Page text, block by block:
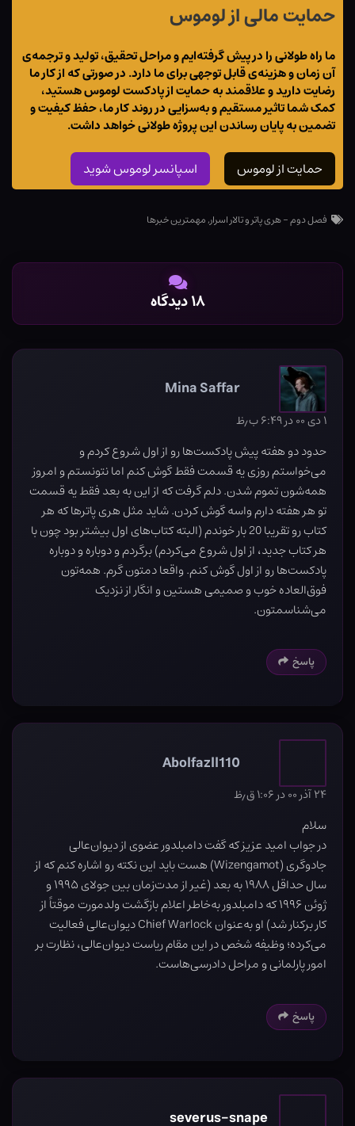
حمایت مالی از لوموس
ما راه طولانی را در پیش گرفته‌ایم و مراحل تحقیق، تولید و ترجمه‌ی
آن زمان و هزینه‌ی قابل توجهی برای ما دارد. در صورتی که از کار ما
رضایت دارید و علاقمند به حمایت از پادکست لوموس هستید،
کمک شما تاثیر مستقیم و به‌سزایی در روند کار ما، حفظ کیفیت و
تضمین به پایان رساندن این پروژه طولانی خواهد داشت.
حمایت از لوموس اسپانسر لوموس شوید
فصل دوم - هری پاتر و تالار اسرار,مهمترین خبرها
۱۸ دیدگاه
Mina Saffar
۱ دی ۰۰ در ۶:۴۹ ب٫ظ
حدود دو هفته پیش پادکست‌ها رو از اول شروع کردم و
می‌خواستم روزی یه قسمت فقط گوش کنم اما نتونستم و امروز
همه‌شون تموم شدن. دلم گرفت که از این به بعد فقط یه قسمت
تو هر هفته دارم واسه گوش کردن. شاید مثل هری پاترها که هر
کتاب رو تقریبا 20 بار خوندم (البته کتاب‌های اول بیشتر بود چون با
هر کتاب جدید، از اول شروع می‌کردم) برگردم و دوباره و دوباره
پادکست‌ها رو از اول گوش کنم. واقعا دمتون گرم. همه‌تون
فوق‌العاده خوب و صمیمی هستین و انگار از نزدیک
می‌شناسمتون.
پاسخ
Abolfazll110
۲۴ آذر ۰۰ در ۱:۰۶ ق٫ظ
سلام
در جواب امید عزیز که گفت دامبلدور عضوی از دیوان‌عالی
جادوگری (Wizengamot) هست باید این نکته رو اشاره کنم که از
سال حداقل ۱۹۸۸ به بعد (غیر از مدت‌زمان بین جولای ۱۹۹۵ و
ژوئن ۱۹۹۶ که دامبلدور به‌خاطر اعلام بازگشت ولدمورت موقتاً از
کار برکنار شد) او به‌عنوان Chief Warlock دیوان‌عالی فعالیت
می‌کرده؛ وظیفه شخص در این مقام ریاست دیوان‌عالی، نظارت بر
امور پارلمانی و مراحل دادرسی‌هاست.
پاسخ
severus-snape